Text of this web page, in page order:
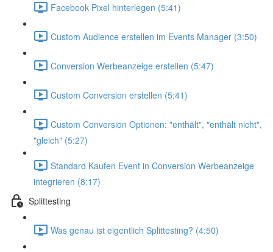
Facebook Pixel hinterlegen (5:41)
Custom Audience erstellen im Events Manager (3:50)
Conversion Werbeanzeige erstellen (5:47)
Custom Conversion erstellen (5:41)
Custom Conversion Optionen: "enthält", "enthält nicht",
"gleich" (5:27)
Standard Kaufen Event in Conversion Werbeanzeige
integrieren (8:17)
Splittesting
Was genau ist eigentlich Splittesting? (4:50)